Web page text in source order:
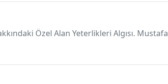
Özel Alan Yeterlikleri Algısı. Mustafa